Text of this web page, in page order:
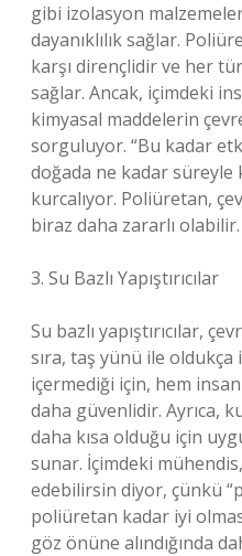
gibi izolasyon
dayanıklılık sağlar.
karşı dirençlidir ve her
sağlar. Ancak, içimdeki
kimyasal maddelerin
sorguluyor. “Bu kadar
doğada ne kadar süreyle
kurcalıyor. Poliüretan,
biraz daha zararlı olabilir.
3. Su Bazlı Yapıştırıcılar
Su bazlı yapıştırıcılar,
sıra, taş yünü ile
içermediği için, hem
daha güvenlidir. Ayrıca,
daha kısa olduğu için
sunar. İçimdeki mühendis,
edebilirsin diyor, çünkü
poliüretan kadar iyi
göz önüne alındığında